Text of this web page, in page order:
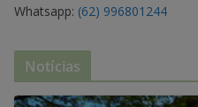
Whatsapp: (62) 996801244
Notícias